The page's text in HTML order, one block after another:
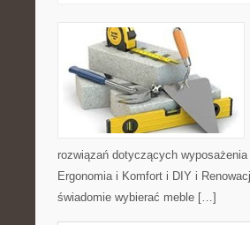
rozwiązań dotyczących
Ergonomia i Komfort i DIY i
świadomie wybierać meble […]